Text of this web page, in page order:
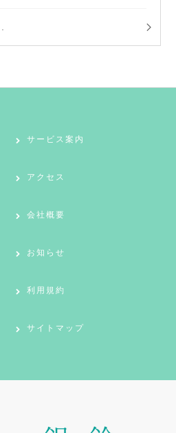
サービス案内
アクセス
会社概要
お知らせ
利用規約
サイトマップ